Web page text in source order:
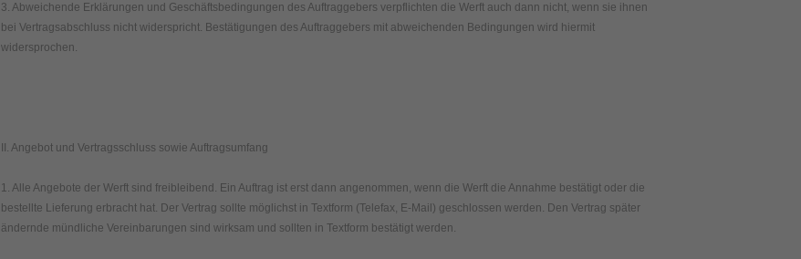
3. Abweichende Erklärungen und Geschäftsbedingungen des Auftraggebers verpflichten die Werft auch dann nicht, wenn sie ihnen
bei Vertragsabschluss nicht widerspricht. Bestätigungen des Auftraggebers mit abweichenden Bedingungen wird hiermit
widersprochen.
II. Angebot und Vertragsschluss sowie Auftragsumfang
1. Alle Angebote der Werft sind freibleibend. Ein Auftrag ist erst dann angenommen, wenn die Werft die Annahme bestätigt oder die
bestellte Lieferung erbracht hat. Der Vertrag sollte möglichst in Textform (Telefax, E-Mail) geschlossen werden. Den Vertrag später
ändernde mündliche Vereinbarungen sind wirksam und sollten in Textform bestätigt werden.